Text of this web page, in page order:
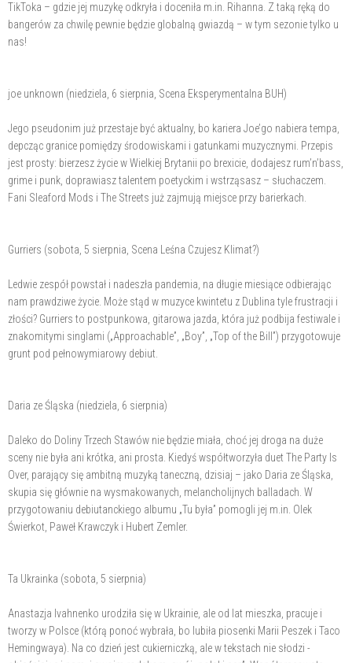
TikToka – gdzie jej muzykę odkryła i doceniła m.in. Rihanna. Z taką ręką do
bangerów za chwilę pewnie będzie globalną gwiazdą – w tym sezonie tylko u
nas!
joe unknown (niedziela, 6 sierpnia, Scena Eksperymentalna BUH)
Jego pseudonim już przestaje być aktualny, bo kariera Joe’go nabiera tempa,
depcząc granice pomiędzy środowiskami i gatunkami muzycznymi. Przepis
jest prosty: bierzesz życie w Wielkiej Brytanii po brexicie, dodajesz rum’n’bass,
grime i punk, doprawiasz talentem poetyckim i wstrząsasz – słuchaczem.
Fani Sleaford Mods i The Streets już zajmują miejsce przy barierkach.
Gurriers (sobota, 5 sierpnia, Scena Leśna Czujesz Klimat?)
Ledwie zespół powstał i nadeszła pandemia, na długie miesiące odbierając
nam prawdziwe życie. Może stąd w muzyce kwintetu z Dublina tyle frustracji i
złości? Gurriers to postpunkowa, gitarowa jazda, która już podbija festiwale i
znakomitymi singlami („Approachable”, „Boy”, „Top of the Bill”) przygotowuje
grunt pod pełnowymiarowy debiut.
Daria ze Śląska (niedziela, 6 sierpnia)
Daleko do Doliny Trzech Stawów nie będzie miała, choć jej droga na duże
sceny nie była ani krótka, ani prosta. Kiedyś współtworzyła duet The Party Is
Over, parający się ambitną muzyką taneczną, dzisiaj – jako Daria ze Śląska,
skupia się głównie na wysmakowanych, melancholijnych balladach. W
przygotowaniu debiutanckiego albumu „Tu była” pomogli jej m.in. Olek
Świerkot, Paweł Krawczyk i Hubert Zemler.
Ta Ukrainka (sobota, 5 sierpnia)
Anastazja Ivahnenko urodziła się w Ukrainie, ale od lat mieszka, pracuje i
tworzy w Polsce (którą ponoć wybrała, bo lubiła piosenki Marii Peszek i Taco
Hemingwaya). Na co dzień jest cukierniczką, ale w tekstach nie słodzi -